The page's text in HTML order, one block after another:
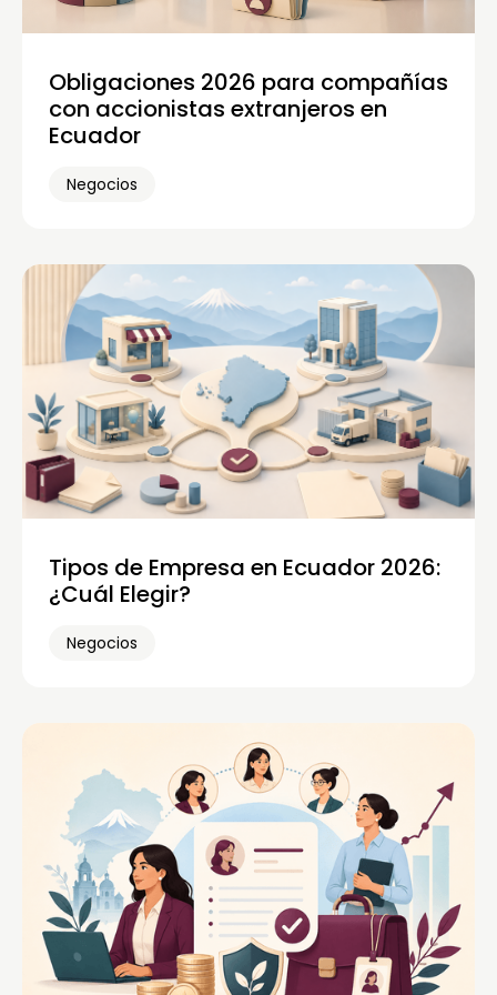
Obligaciones 2026 para compañías
con accionistas extranjeros en
Ecuador
Negocios
Tipos de Empresa en Ecuador 2026:
¿Cuál Elegir?
Negocios